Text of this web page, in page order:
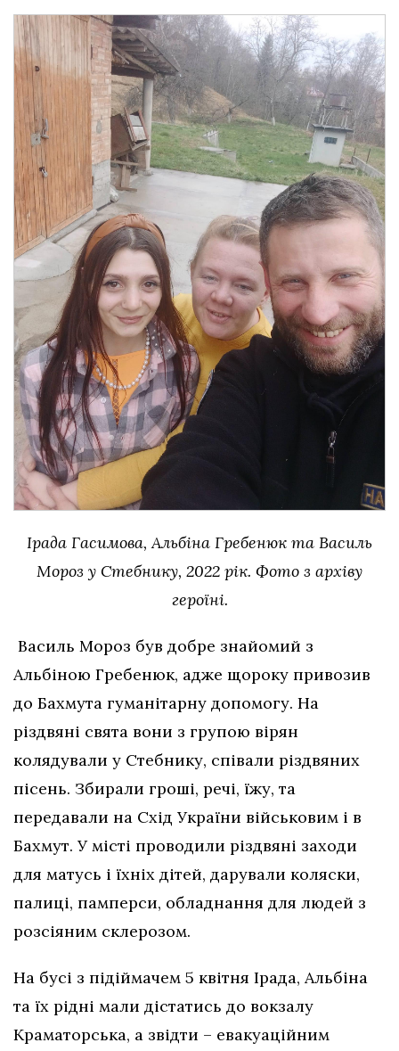
Ірада Гасимова, Альбіна Гребенюк та Василь
Мороз у Стебнику, 2022 рік. Фото з архіву
героїні.
Василь Мороз був добре знайомий з
Альбіною Гребенюк, адже щороку привозив
до Бахмута гуманітарну допомогу. На
різдвяні свята вони з групою вірян
колядували у Стебнику, співали різдвяних
пісень. Збирали гроші, речі, їжу, та
передавали на Схід України військовим і в
Бахмут. У місті проводили різдвяні заходи
для матусь і їхніх дітей, дарували коляски,
палиці, памперси, обладнання для людей з
розсіяним склерозом.
На бусі з підіймачем 5 квітня Ірада, Альбіна
та їх рідні мали дістатись до вокзалу
Краматорська, а звідти – евакуаційним